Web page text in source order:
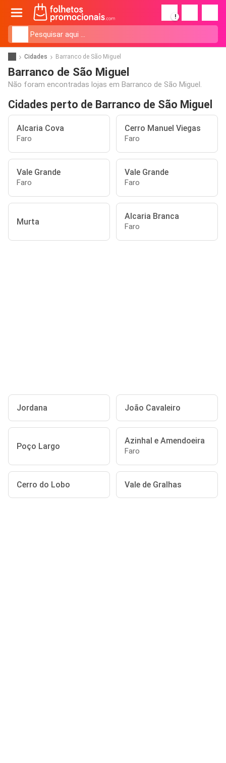
!
Cidades Barranco de São Miguel
Barranco de São Miguel
Não foram encontradas lojas em Barranco de São Miguel.
Cidades perto de Barranco de São Miguel
Alcaria Cova
Faro
Cerro Manuel Viegas
Faro
Vale Grande
Faro
Vale Grande
Faro
Murta
Alcaria Branca
Faro
Jordana João Cavaleiro
Poço Largo
Azinhal e Amendoeira
Faro
Cerro do Lobo Vale de Gralhas